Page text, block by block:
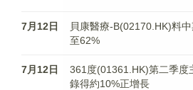
7月12日
貝康醫療-B(02170.HK)料
至62%
7月12日
361度(01361.HK)第二季度
錄得約10%正增長